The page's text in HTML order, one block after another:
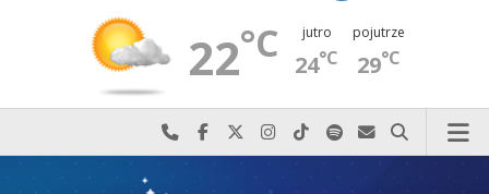
22°C jutro
24°C
pojutrze
29°C
Najlepiej po prostu do nas zadzwoń
Odwiedź nas na Facebook-u
Odwiedź nas na X
Odwiedź nas na Instagram-ie
Odwiedź nas na TikTok-u
Szukaj nas na Spotify
Wyślij do nas
Szukaj